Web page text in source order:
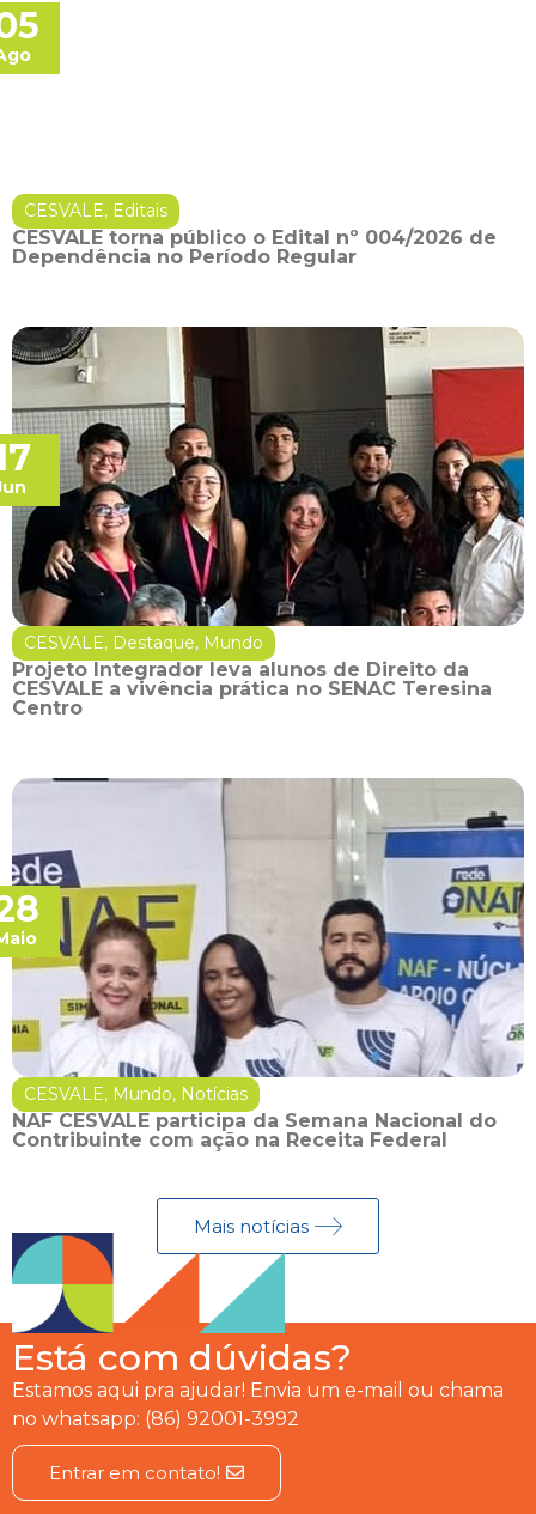
CESVALE, Editais
CESVALE torna público o Edital nº 004/2026 de
Dependência no Período Regular
CESVALE, Destaque, Mundo
Projeto Integrador leva alunos de Direito da
CESVALE a vivência prática no SENAC Teresina
Centro
CESVALE, Mundo, Notícias
NAF CESVALE participa da Semana Nacional do
Contribuinte com ação na Receita Federal
Mais notícias
Está com dúvidas?
Estamos aqui pra ajudar! Envia um e-mail ou chama
no whatsapp: (86) 92001-3992
Entrar em contato!